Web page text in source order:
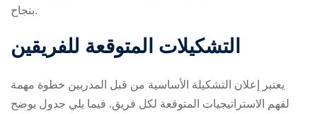
بنجاح.
التشكيلات المتوقعة للفريقين
يعتبر إعلان التشكيلة الأساسية من قبل المدربين خطوة مهمة
لفهم الاستراتيجيات المتوقعة لكل فريق. فيما يلي جدول يوضح